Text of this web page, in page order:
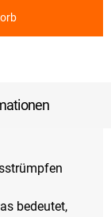
bedeutet,